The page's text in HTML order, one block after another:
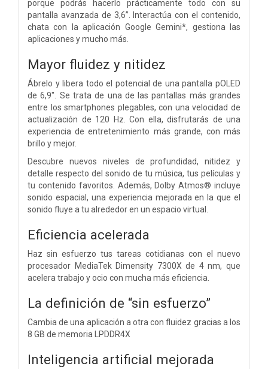
porque podrás hacerlo prácticamente todo con su
pantalla avanzada de 3,6”. Interactúa con el contenido,
chata con la aplicación Google Gemini*, gestiona las
aplicaciones y mucho más.
Mayor fluidez y nitidez
Ábrelo y libera todo el potencial de una pantalla pOLED
de 6,9". Se trata de una de las pantallas más grandes
entre los smartphones plegables, con una velocidad de
actualización de 120 Hz. Con ella, disfrutarás de una
experiencia de entretenimiento más grande, con más
brillo y mejor.
Descubre nuevos niveles de profundidad, nitidez y
detalle respecto del sonido de tu música, tus películas y
tu contenido favoritos. Además, Dolby Atmos® incluye
sonido espacial, una experiencia mejorada en la que el
sonido fluye a tu alrededor en un espacio virtual.
Eficiencia acelerada
Haz sin esfuerzo tus tareas cotidianas con el nuevo
procesador MediaTek Dimensity 7300X de 4 nm, que
acelera trabajo y ocio con mucha más eficiencia.
La definición de “sin esfuerzo”
Cambia de una aplicación a otra con fluidez gracias a los
8 GB de memoria LPDDR4X
Inteligencia artificial mejorada